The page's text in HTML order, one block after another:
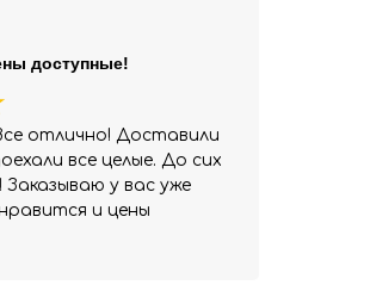
отлично! Доставили
все целые. До сих
у вас уже
и цены
доступные!